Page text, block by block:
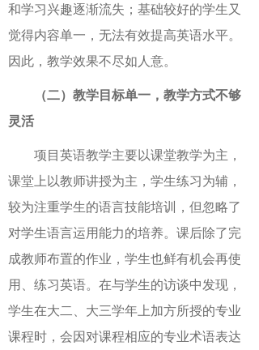
和学习兴趣逐渐流失；基础较好的学生又
觉得内容单一，无法有效提高英语水平。
因此，教学效果不尽如人意。
（二）教学目标单一，教学方式不够
灵活
项目英语教学主要以课堂教学为主，
课堂上以教师讲授为主，学生练习为辅，
较为注重学生的语言技能培训，但忽略了
对学生语言运用能力的培养。课后除了完
成教师布置的作业，学生也鲜有机会再使
用、练习英语。在与学生的访谈中发现，
学生在大二、大三学年上加方所授的专业
课程时，会因对课程相应的专业术语表达